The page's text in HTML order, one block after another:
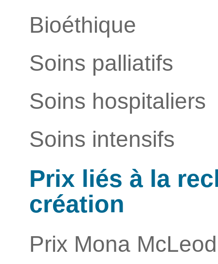
Bioéthique
Soins palliatifs
Soins hospitaliers
Soins intensifs
Prix liés à la
création
Prix Mona McLeod